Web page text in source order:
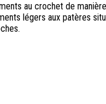
au crochet de
légers aux patères